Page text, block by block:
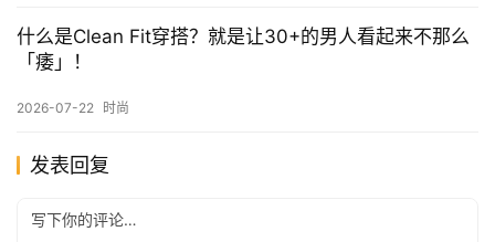
什么是Clean Fit穿搭？就是让30+的男人看起来不那么
「痿」！
2026-07-22 时尚
发表回复